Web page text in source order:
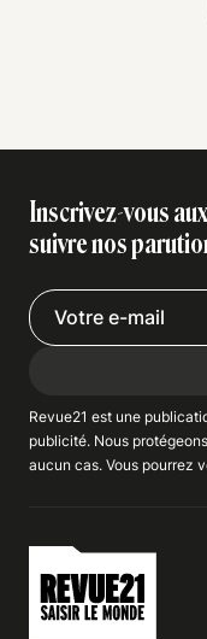
Inscrivez-vous
suivre nos
Revue21 est une
publicité. Nous protégeons
aucun cas. Vous pourrez